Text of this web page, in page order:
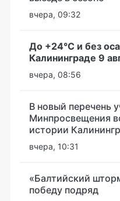
вчера, 09:32
До +24°С и без
Калининграде 9
вчера, 08:56
В новый перечень
Минпросвещения
истории
вчера, 10:31
«Балтийский
победу подряд